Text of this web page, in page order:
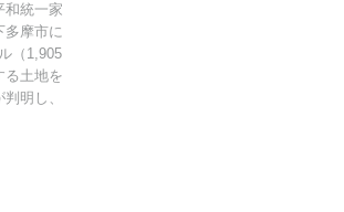
和統一家
多摩市に
（1,905
る土地を
明し、